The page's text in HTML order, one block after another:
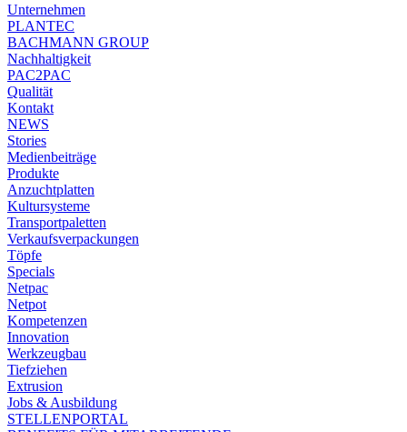
Unternehmen
PLANTEC
BACHMANN GROUP
Nachhaltigkeit
PAC2PAC
Qualität
Kontakt
NEWS
Stories
Medienbeiträge
Produkte
Anzuchtplatten
Kultursysteme
Transportpaletten
Verkaufsverpackungen
Töpfe
Specials
Netpac
Netpot
Kompetenzen
Innovation
Werkzeugbau
Tiefziehen
Extrusion
Jobs & Ausbildung
STELLENPORTAL